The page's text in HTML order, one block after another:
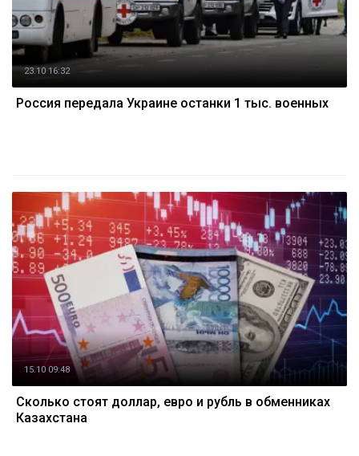
23.10 16:32
Россия передала Украине останки 1 тыс. военных
15.10 09:48
Cколько стоят доллар, евро и рубль в обменниках
Казахстана